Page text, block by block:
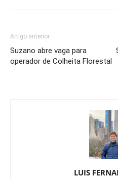
Artigo anterior
Suzano abre vaga para
operador de Colheita Florestal
LUIS